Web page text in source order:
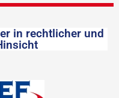
in rechtlicher und